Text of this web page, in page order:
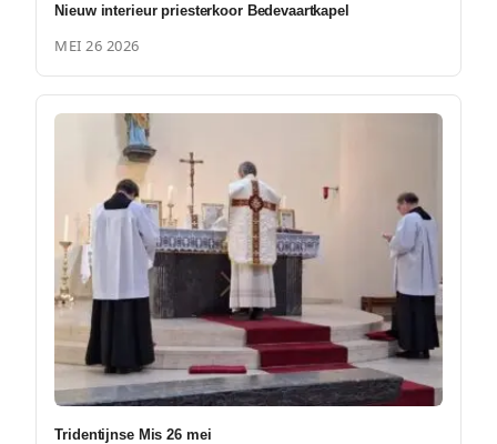
Nieuw interieur priesterkoor Bedevaartkapel
MEI 26 2026
Tridentijnse Mis 26 mei